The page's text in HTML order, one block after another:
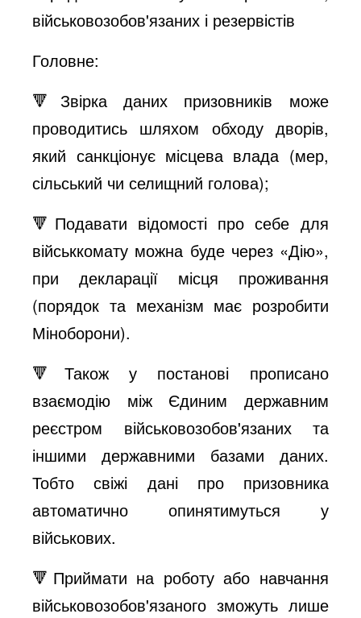
військовозобов'язаних і резервістів
Головне:
🔻Звірка даних призовників може
проводитись шляхом обходу дворів,
який санкціонує місцева влада (мер,
сільський чи селищний голова);
🔻Подавати відомості про себе для
військкомату можна буде через «Дію»,
при декларації місця проживання
(порядок та механізм має розробити
Міноборони).
🔻Також у постанові прописано
взаємодію між Єдиним державним
реєстром військовозобов'язаних та
іншими державними базами даних.
Тобто свіжі дані про призовника
автоматично опинятимуться у
військових.
🔻Приймати на роботу або навчання
військовозобов'язаного зможуть лише